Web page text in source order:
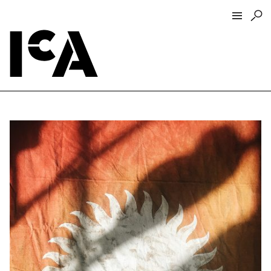
Hours + Admissions
Tickets
Directions + Parking
ICA Wine + Coffee Bar
Groups + Tours
For Educators
Accessibility
Visitor Guidelines + Policies